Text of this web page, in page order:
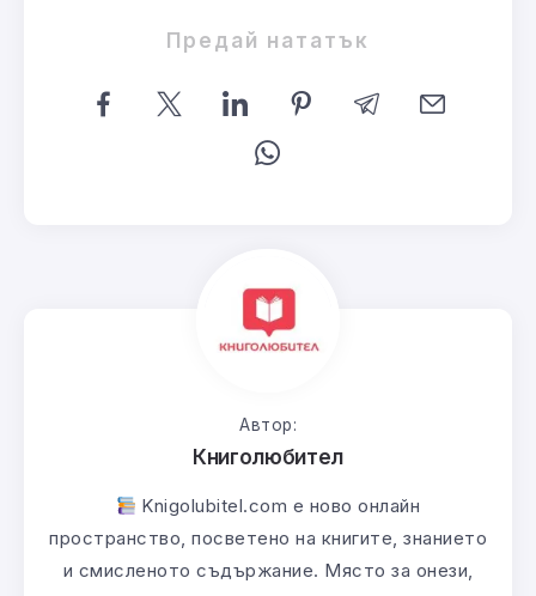
Предай нататък
Автор:
Книголюбител
Knigolubitel.com е ново онлайн
пространство, посветено на книгите, знанието
и смисленото съдържание. Място за онези,